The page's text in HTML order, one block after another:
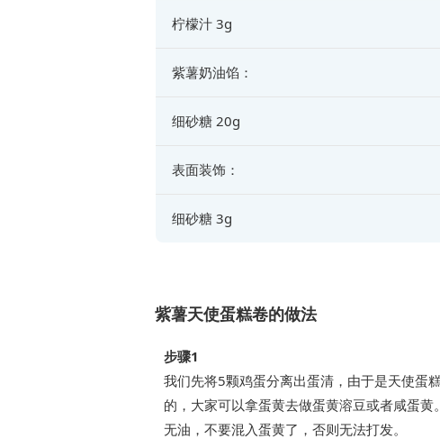
柠檬汁 3g
紫薯奶油馅：
细砂糖 20g
表面装饰：
细砂糖 3g
紫薯天使蛋糕卷的做法
步骤1
我们先将5颗鸡蛋分离出蛋清，由于是天使蛋
的，大家可以拿蛋黄去做蛋黄溶豆或者咸蛋
无油，不要混入蛋黄了，否则无法打发。